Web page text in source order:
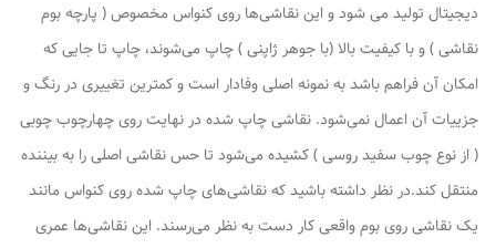
دیجیتال تولید می شود و این نقاشی‌ها روی کنواس مخصوص ( پارچه بوم
نقاشی ) و با کیفیت بالا (با جوهر ژاپنی ) چاپ می‌شوند، چاپ تا جایی که
امکان آن فراهم باشد به نمونه اصلی وفادار است و کمترین تغییری در رنگ و
جزییات آن اعمال نمی‌شود. نقاشی چاپ شده در نهایت روی چهارچوب چوبی
( از نوع چوب سفید روسی ) کشیده می‌شود تا حس نقاشی اصلی را به بیننده
منتقل کند.در نظر داشته باشید که نقاشی‌های چاپ شده روی کنواس مانند
یک نقاشی روی بوم واقعی کار دست به نظر می‌رسند. این نقاشی‌ها عمری